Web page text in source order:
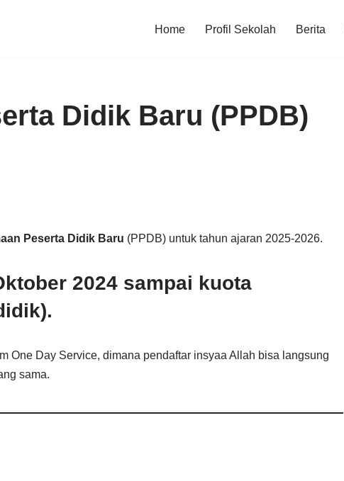
Home Profil Sekolah Berita
Didik Baru (PPDB)
Peserta Didik Baru (PPDB) untuk tahun ajaran 2025-2026.
2024 sampai kuota
One Day Service, dimana pendaftar insyaa Allah bisa langsung
sama.